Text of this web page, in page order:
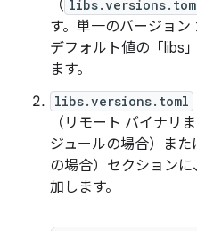
（
す。単一のバージョン
デフォルト値の「libs
ます。
libs.versions.toml
（リモート バイナリ
ジュールの場合）また
の場合）セクション
加します。